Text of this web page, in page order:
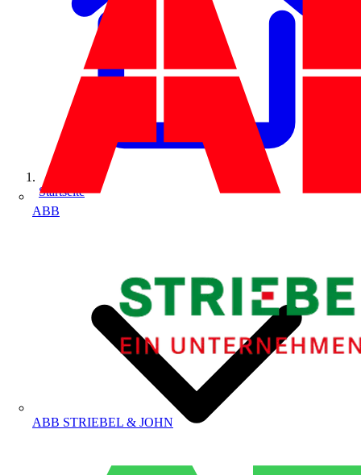
ABB
ABB STRIEBEL & JOHN
Startseite